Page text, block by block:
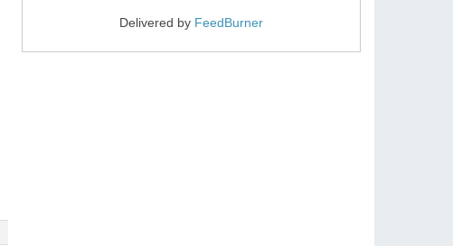
Delivered by FeedBurner